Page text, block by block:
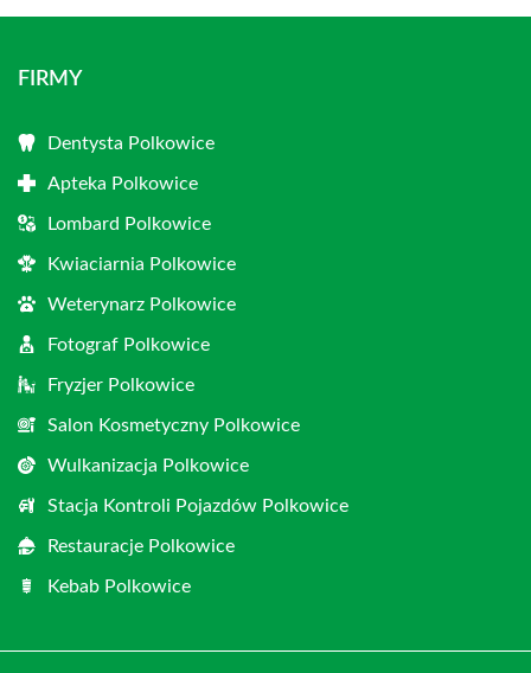
FIRMY
Dentysta Polkowice
Apteka Polkowice
Lombard Polkowice
Kwiaciarnia Polkowice
Weterynarz Polkowice
Fotograf Polkowice
Fryzjer Polkowice
Salon Kosmetyczny Polkowice
Wulkanizacja Polkowice
Stacja Kontroli Pojazdów Polkowice
Restauracje Polkowice
Kebab Polkowice